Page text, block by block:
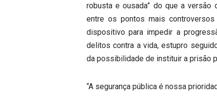
robusta e ousada” do que a versão
entre os pontos mais
dispositivo para impedir a
delitos contra a vida, estupro
da possibilidade de instituir a prisão
“A segurança pública é nossa